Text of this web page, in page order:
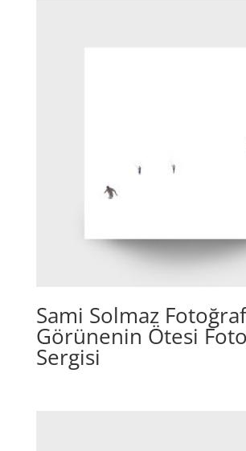
Sami Solmaz
Görünenin Ötesi
Sergisi